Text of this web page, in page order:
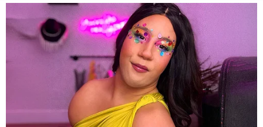
jako je špenát, zelí a brokolice.